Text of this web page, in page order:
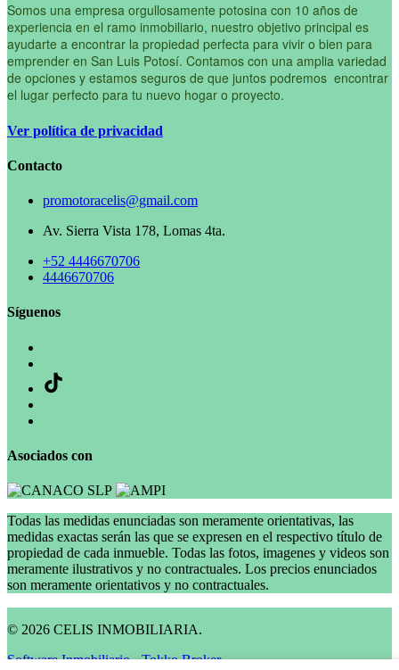
Somos una empresa orgullosamente potosina con 10 años de
experiencia en el ramo inmobiliario, nuestro objetivo principal es
ayudarte a encontrar la propiedad perfecta para vivir o bien para
emprender en San Luis Potosí. Contamos con una amplia variedad
de opciones y estamos seguros de que juntos podremos encontrar
el lugar perfecto para tu nuevo hogar o proyecto.
Ver política de privacidad
Contacto
promotoracelis@gmail.com
Av. Sierra Vista 178, Lomas 4ta.
+52 4446670706
4446670706
Síguenos
Asociados con
Todas las medidas enunciadas son meramente orientativas, las
medidas exactas serán las que se expresen en el respectivo título de
propiedad de cada inmueble. Todas las fotos, imagenes y videos son
meramente ilustrativos y no contractuales. Los precios enunciados
son meramente orientativos y no contractuales.
© 2026 CELIS INMOBILIARIA.
Software Inmobiliario - Tokko Broker